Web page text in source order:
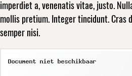
imperdiet a, venenatis vitae, justo.
mollis pretium. Integer tincidunt. Cras
semper nisi.